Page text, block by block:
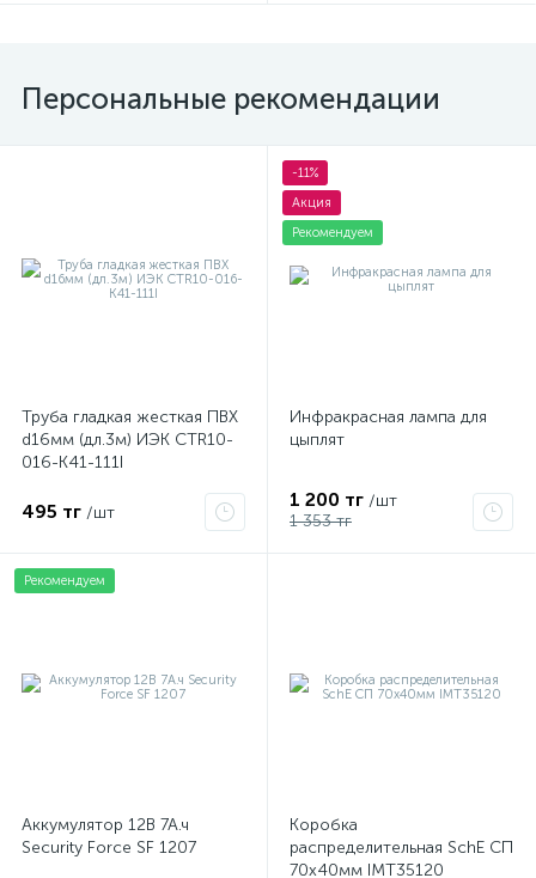
Персональные рекомендации
Труба гладкая жесткая ПВХ
d16мм (дл.3м) ИЭК CTR10-
016-K41-111I
495 тг /шт
-11%
Акция
Рекомендуем
Инфракрасная лампа для
цыплят
1 200 тг /шт
1 353 тг
Рекомендуем
Аккумулятор 12В 7А.ч
Security Force SF 1207
Коробка
распределительная SchE СП
70х40мм IMT35120